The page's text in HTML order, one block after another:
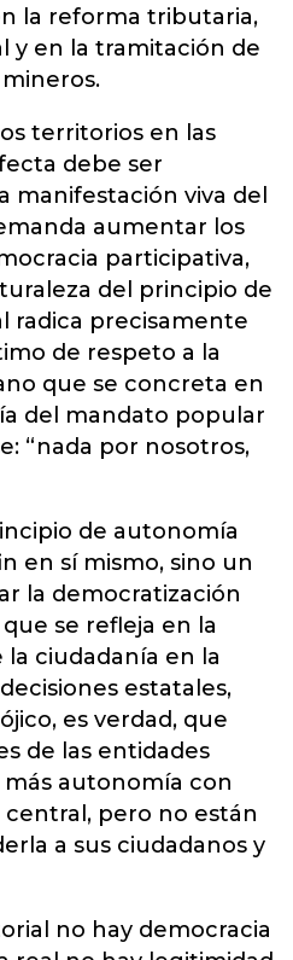
la reforma tributaria,
y en la tramitación de
territorios en las
debe ser
manifestación viva del
aumentar los
participativa,
del principio de
radica precisamente
de respeto a la
que se concreta en
del mandato popular
“nada por nosotros,
de autonomía
en sí mismo, sino un
la democratización
se refleja en la
ciudadanía en la
estatales,
es verdad, que
de las entidades
autonomía con
pero no están
a sus ciudadanos y
no hay democracia